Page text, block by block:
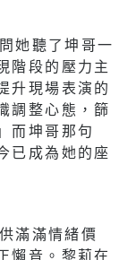
她聽了坤哥一
階段的壓力主
升現場表演的
調整心態，篩
而坤哥那句
已成為她的座
滿滿情緒價
懶音。黎莉在